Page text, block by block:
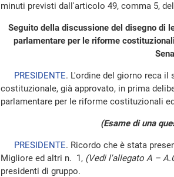
minuti previsti dall'articolo 49, comma 5,
Seguito della discussione del disegno di
parlamentare per le riforme
PRESIDENTE. L'ordine del giorno reca
costituzionale, già approvato, in prima
parlamentare per le riforme costituzionali
(Esame di una
PRESIDENTE. Ricordo che è stata
Migliore ed altri n. 1, (Vedi l'allegato A –
presidenti di gruppo.